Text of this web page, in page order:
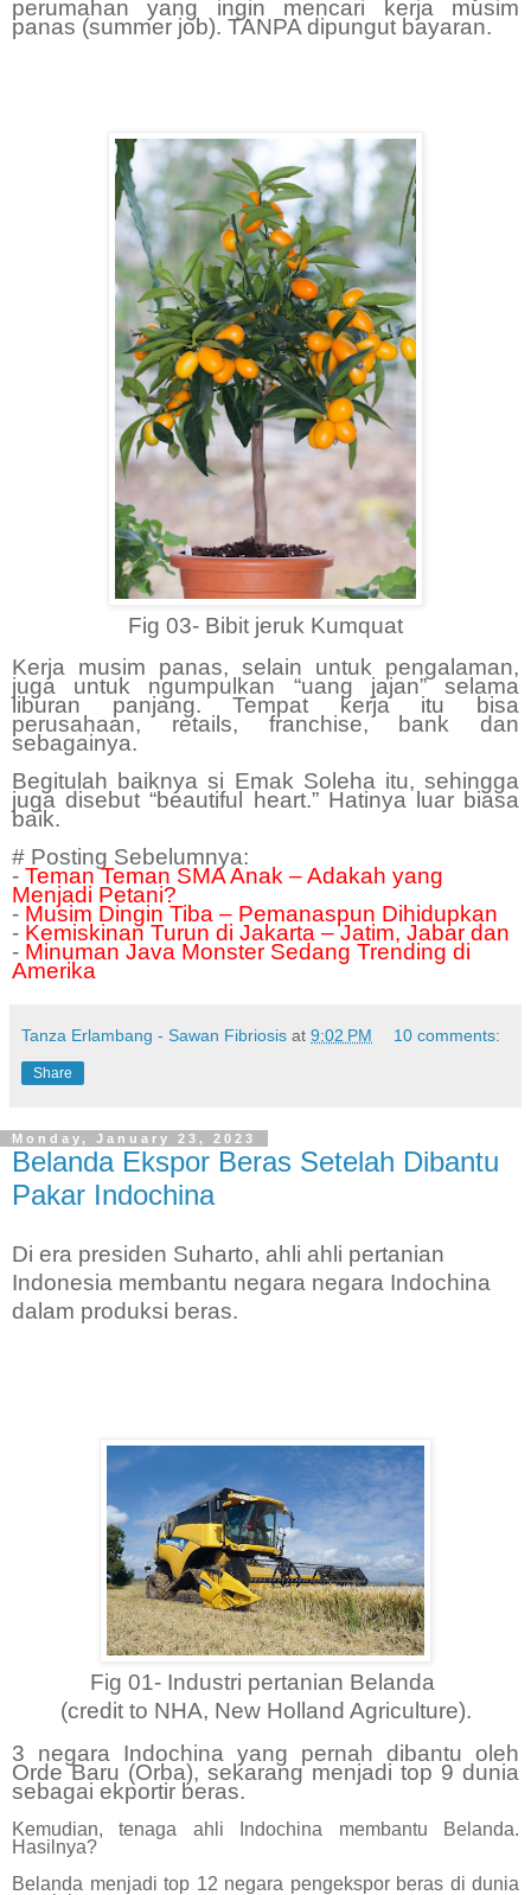
perumahan yang ingin mencari kerja musim
panas (summer job). TANPA dipungut bayaran.
Fig 03- Bibit jeruk Kumquat
Kerja musim panas, selain untuk pengalaman,
juga untuk ngumpulkan “uang jajan” selama
liburan panjang. Tempat kerja itu bisa
perusahaan, retails, franchise, bank dan
sebagainya.
Begitulah baiknya si Emak Soleha itu, sehingga
juga disebut “beautiful heart.” Hatinya luar biasa
baik.
# Posting Sebelumnya:
- Teman Teman SMA Anak – Adakah yang
Menjadi Petani?
- Musim Dingin Tiba – Pemanaspun Dihidupkan
- Kemiskinan Turun di Jakarta – Jatim, Jabar dan
- Minuman Java Monster Sedang Trending di
Amerika
Tanza Erlambang - Sawan Fibriosis at 9:02 PM 10 comments:
Share
Monday, January 23, 2023
Belanda Ekspor Beras Setelah Dibantu
Pakar Indochina
Di era presiden Suharto, ahli ahli pertanian
Indonesia membantu negara negara Indochina
dalam produksi beras.
Fig 01- Industri pertanian Belanda
(credit to NHA, New Holland Agriculture).
3 negara Indochina yang pernah dibantu oleh
Orde Baru (Orba), sekarang menjadi top 9 dunia
sebagai ekportir beras.
Kemudian, tenaga ahli Indochina membantu Belanda.
Hasilnya?
Belanda menjadi top 12 negara pengekspor beras di dunia